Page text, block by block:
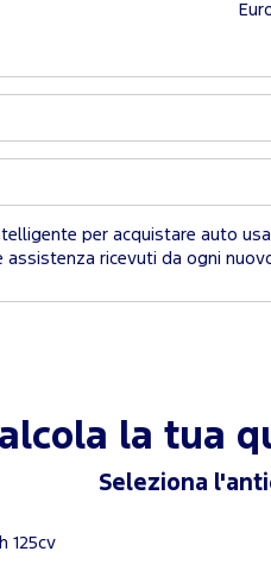
per acquistare auto
ricevuti da ogni
la tua
Seleziona
125cv